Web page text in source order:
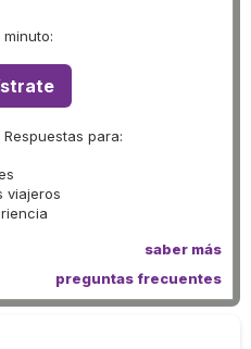
para:
viajeros
saber más
preguntas frecuentes